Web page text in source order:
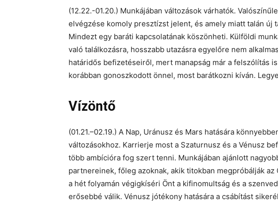
(12.22.-01.20.) Munkájában változások várhatók.
elvégzése komoly presztízst jelent, és amely miatt talán új
Mindezt egy baráti kapcsolatának köszönheti. Külföldi
való találkozásra, hosszabb utazásra egyelőre nem
határidős befizetéseiről, mert manapság már a felszólítás
korábban gonoszkodott önnel, most barátkozni kíván.
Vízöntő
(01.21.–02.19.) A Nap, Uránusz és Mars hatására
változásokhoz. Karrierje most a Szaturnusz és a Vénusz
több ambícióra fog szert tenni. Munkájában ajánlott
partnereinek, főleg azoknak, akik titokban megpróbálják
a hét folyamán végigkíséri Önt a kifinomultság és a
erősebbé válik. Vénusz jótékony hatására a csábítást